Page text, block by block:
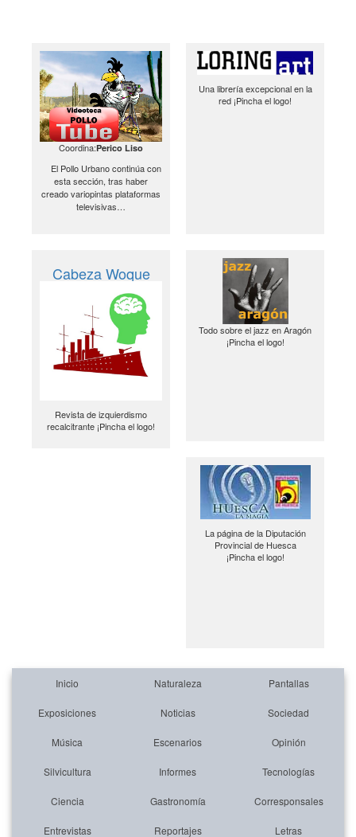
Coordina:Perico Liso
El Pollo Urbano continúa con
esta sección, tras haber
creado variopintas plataformas
televisivas…
Una librería excepcional en la
red ¡Pincha el logo!
Cabeza Woque
Revista de izquierdismo
recalcitrante ¡Pincha el logo!
Todo sobre el jazz en Aragón
¡Pincha el logo!
La página de la Diputación
Provincial de Huesca
¡Pincha el logo!
Inicio Naturaleza Pantallas
Exposiciones Noticias Sociedad
Música Escenarios Opinión
Silvicultura Informes Tecnologías
Ciencia Gastronomía Corresponsales
Entrevistas Reportajes Letras